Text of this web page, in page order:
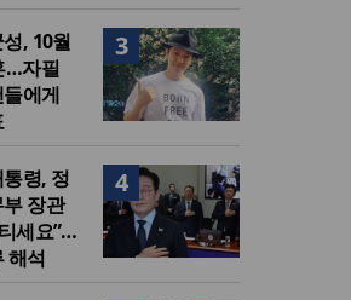
3
, 10월
…자필
에게
4
령, 정
장관
세요”…
해석